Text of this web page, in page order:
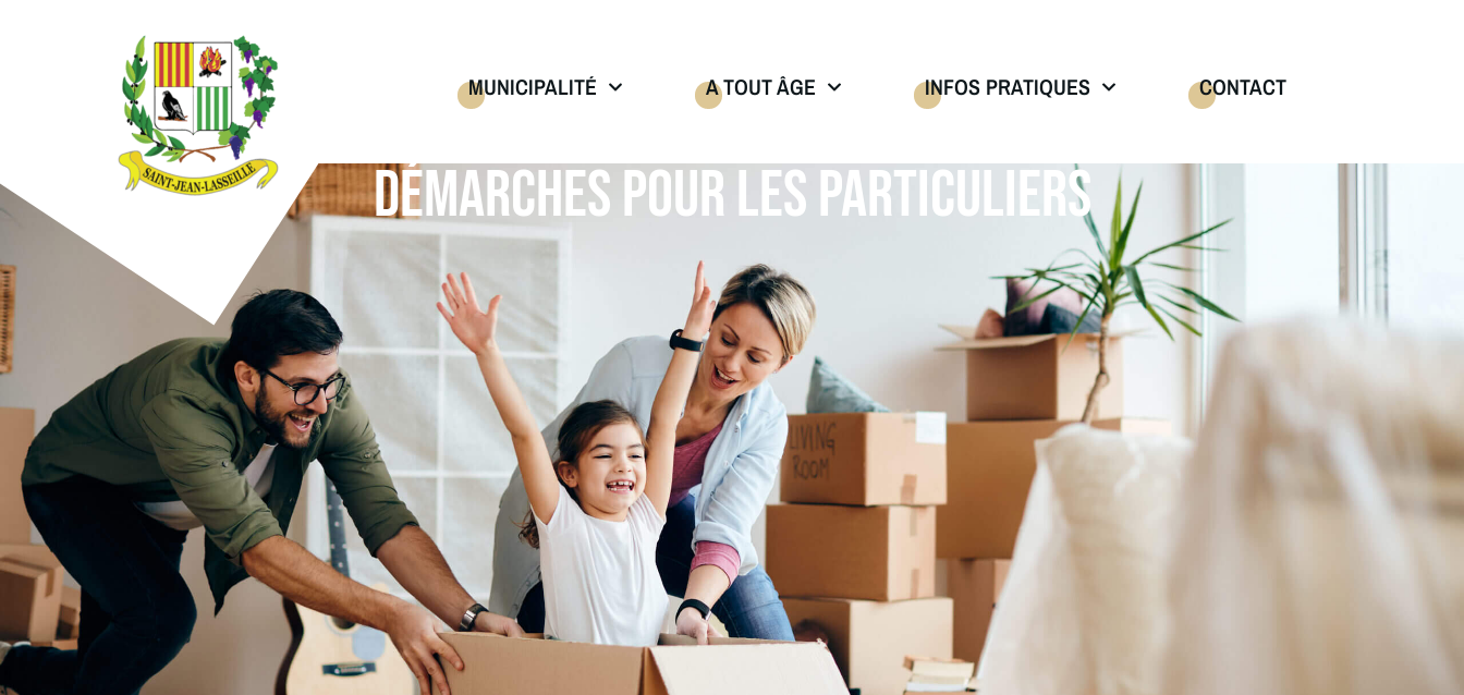
MUNICIPALITÉ A TOUT ÂGE INFOS PRATIQUES CONTACT
DÉMARCHES POUR LES PARTICULIERS